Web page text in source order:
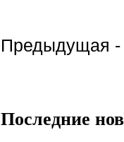
Предыдущая
Последние